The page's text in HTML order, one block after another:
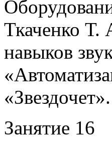
Ткаченко Т.
навыков
«Звездочет».
Занятие 16